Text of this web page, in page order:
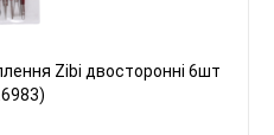
Zibi двосторонні 6шт